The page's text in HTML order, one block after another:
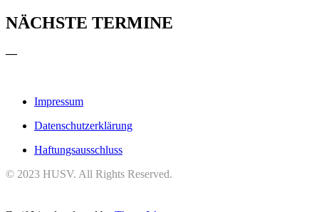
NÄCHSTE TERMINE
—
Impressum
Datenschutzerklärung
Haftungsausschluss
© 2023 HUSV. All Rights Reserved.